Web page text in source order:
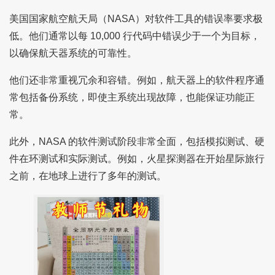
美国国家航空航天局（NASA）对软件工具的错误率要求极
低。他们通常以每 10,000 行代码中错误少于一个为目标，
以确保航天器系统的可靠性。
他们还非常重视冗余和容错。例如，航天器上的软件程序通
常包括备份系统，即使主系统出现故障，也能保证功能正
常。
此外，NASA 的软件测试阶段非常全面，包括模拟测试、硬
件在环测试和实际测试。例如，火星探测器在开始星际旅行
之前，在地球上进行了多年的测试。